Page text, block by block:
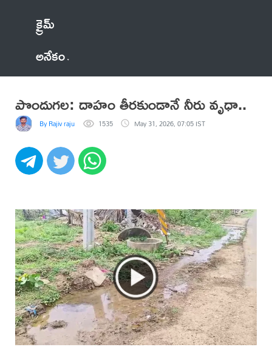
క్రైమ్
అనేకం
పొందుగల: దాహం తీరకుండానే నీరు వృధా..
By Rajiv raju 1535 May 31, 2026, 07:05 IST